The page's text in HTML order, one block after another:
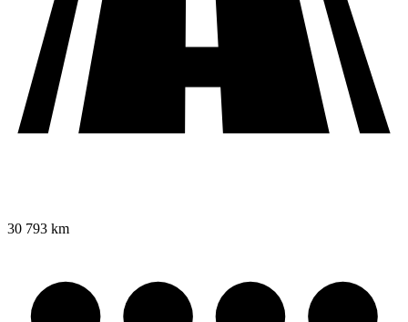
30 793 km